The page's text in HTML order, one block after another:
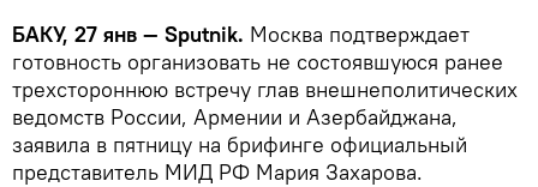
БАКУ, 27 янв — Sputnik. Москва подтверждает
готовность организовать не состоявшуюся ранее
трехстороннюю встречу глав внешнеполитических
ведомств России, Армении и Азербайджана,
заявила в пятницу на брифинге официальный
представитель МИД РФ Мария Захарова.